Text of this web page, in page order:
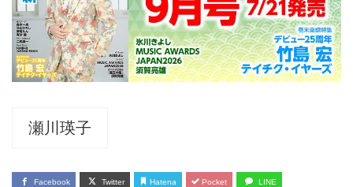
瀬川瑛子
Facebook Twitter Hatena Pocket LINE